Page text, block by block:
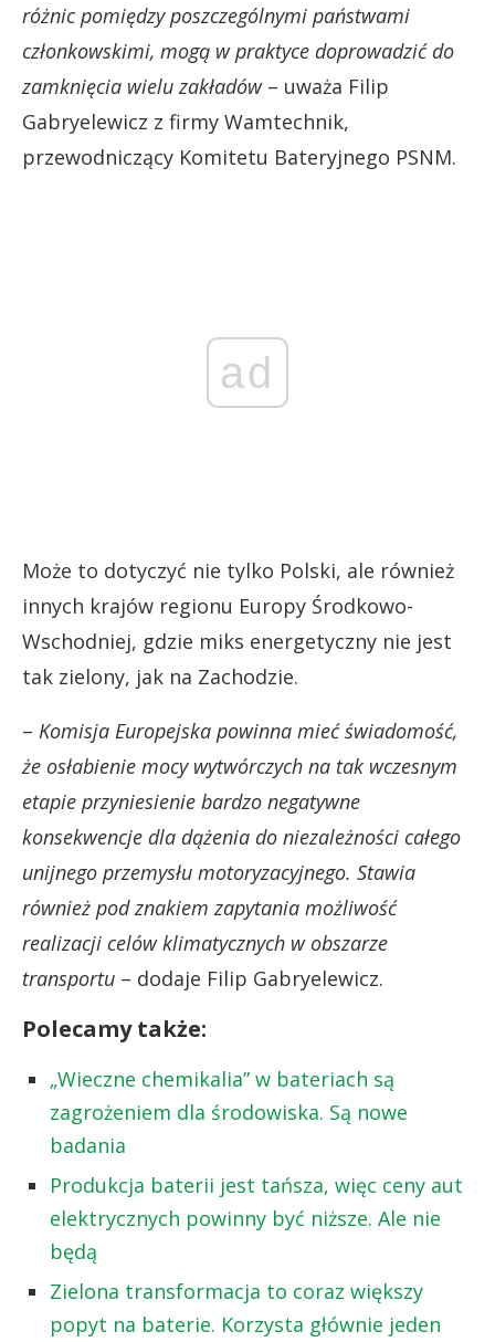
różnic pomiędzy poszczególnymi państwami
członkowskimi, mogą w praktyce doprowadzić do
zamknięcia wielu zakładów– uważa Filip
Gabryelewicz z firmy Wamtechnik,
przewodniczący Komitetu Bateryjnego PSNM.
ad
Może to dotyczyć nie tylko Polski, ale również
innych krajów regionu Europy Środkowo-
Wschodniej, gdzie miks energetyczny nie jest
tak zielony, jak na Zachodzie.
– Komisja Europejska powinna mieć świadomość,
że osłabienie mocy wytwórczych na tak wczesnym
etapie przyniesienie bardzo negatywne
konsekwencje dla dążenia do niezależności całego
unijnego przemysłu motoryzacyjnego. Stawia
również pod znakiem zapytania możliwość
realizacji celów klimatycznych w obszarze
transportu – dodaje Filip Gabryelewicz.
Polecamy także:
„Wieczne chemikalia” w bateriach są
zagrożeniem dla środowiska. Są nowe
badania
Produkcja baterii jest tańsza, więc ceny aut
elektrycznych powinny być niższe. Ale nie
będą
Zielona transformacja to coraz większy
popyt na baterie. Korzysta głównie jeden